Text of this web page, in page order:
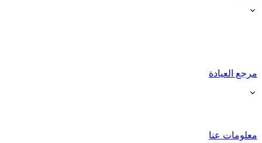
مرجع العيادة
معلومات عنا